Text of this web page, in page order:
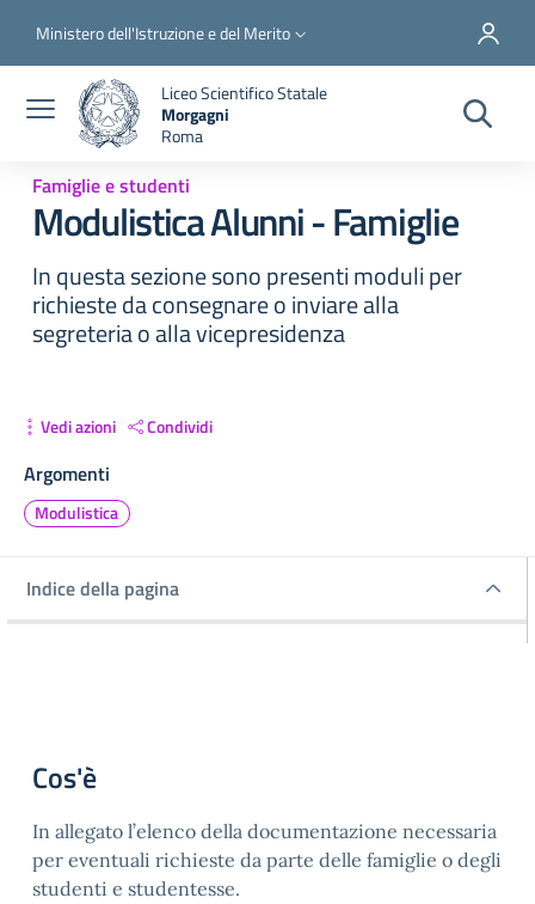
Slim top
Ministero dell'Istruzione e del Merito
Liceo Scientifico Statale
Morgagni
Roma
Famiglie e studenti
Modulistica Alunni - Famiglie
In questa sezione sono presenti moduli per
richieste da consegnare o inviare alla
segreteria o alla vicepresidenza
Vedi azioni Condividi
Argomenti
Modulistica
Indice della pagina
Cos'è
In allegato l’elenco della documentazione necessaria
per eventuali richieste da parte delle famiglie o degli
studenti e studentesse.